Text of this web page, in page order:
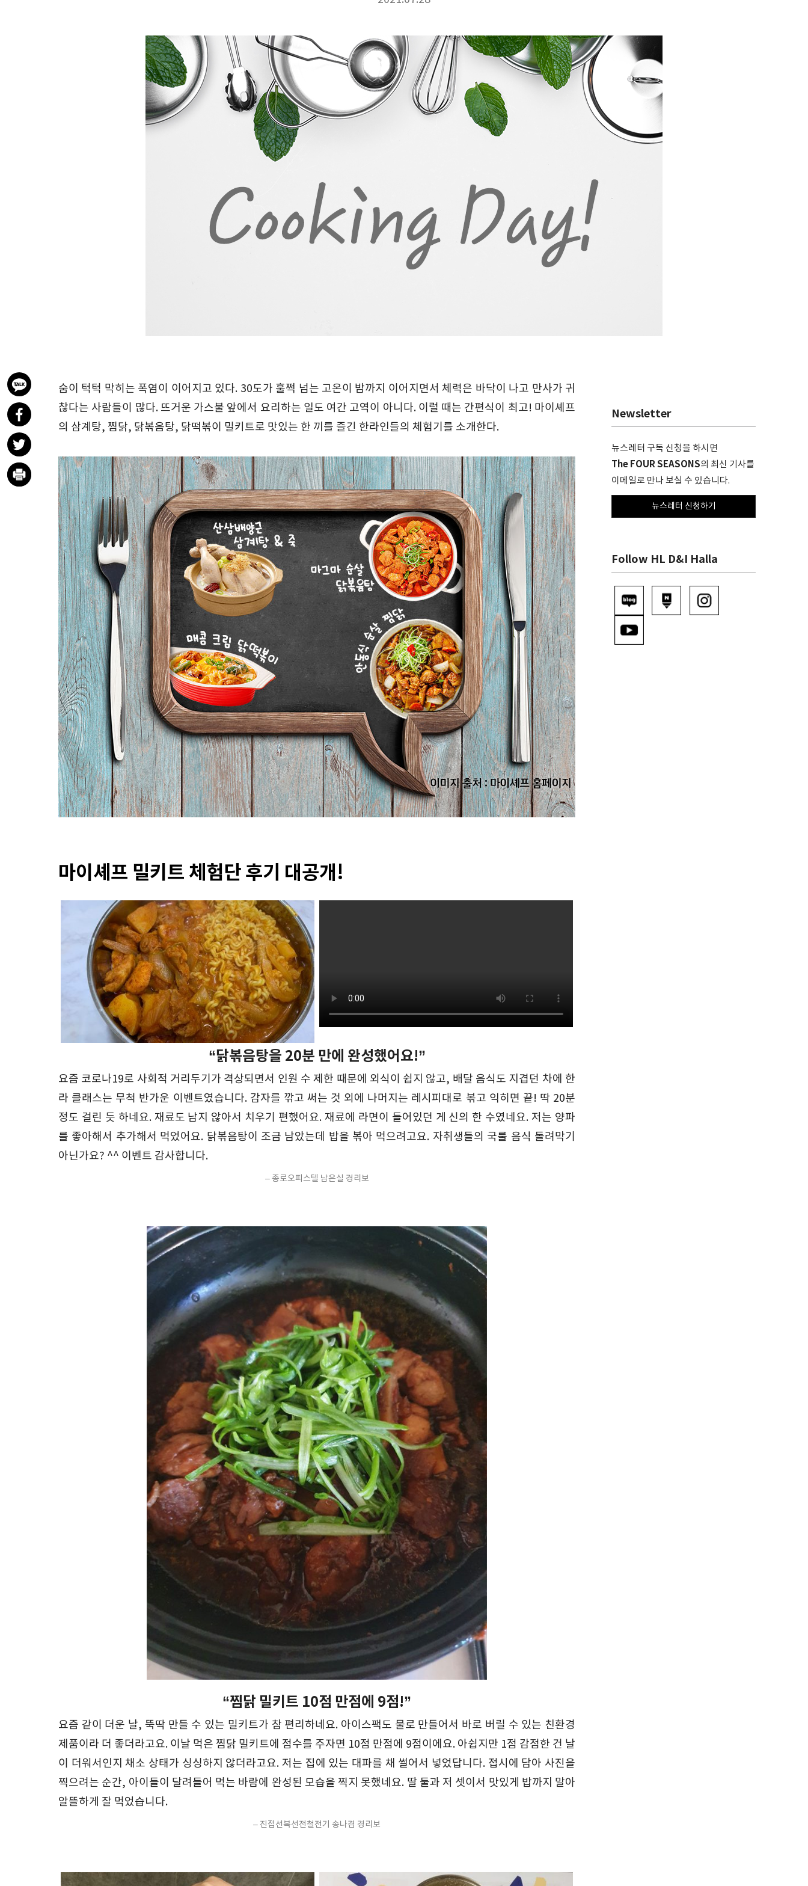
숨이 턱턱 막히는 폭염이 이어지고 있다. 30도가 훌쩍 넘는 고온이 밤까지 이어지면서 체력은 바닥이 나고 만사가 귀
찮다는 사람들이 많다. 뜨거운 가스불 앞에서 요리하는 일도 여간 고역이 아니다. 이럴 때는 간편식이 최고! 마이셰프
의 삼계탕, 찜닭, 닭볶음탕, 닭떡볶이 밀키트로 맛있는 한 끼를 즐긴 한라인들의 체험기를 소개한다.
마이셰프 밀키트 체험단 후기 대공개!
“닭볶음탕을 20분 만에 완성했어요!”
요즘 코로나19로 사회적 거리두기가 격상되면서 인원 수 제한 때문에 외식이 쉽지 않고, 배달 음식도 지겹던 차에 한
라 클래스는 무척 반가운 이벤트였습니다. 감자를 깎고 써는 것 외에 나머지는 레시피대로 볶고 익히면 끝! 딱 20분
정도 걸린 듯 하네요. 재료도 남지 않아서 치우기 편했어요. 재료에 라면이 들어있던 게 신의 한 수였네요. 저는 양파
를 좋아해서 추가해서 먹었어요. 닭볶음탕이 조금 남았는데 밥을 볶아 먹으려고요. 자취생들의 국룰 음식 돌려막기
아닌가요? ^^ 이벤트 감사합니다.
– 종로오피스텔 남은실 경리보
“찜닭 밀키트 10점 만점에 9점!”
요즘 같이 더운 날, 뚝딱 만들 수 있는 밀키트가 참 편리하네요. 아이스팩도 물로 만들어서 바로 버릴 수 있는 친환경
제품이라 더 좋더라고요. 이날 먹은 찜닭 밀키트에 점수를 주자면 10점 만점에 9점이에요. 아쉽지만 1점 감점한 건 날
이 더워서인지 채소 상태가 싱싱하지 않더라고요. 저는 집에 있는 대파를 채 썰어서 넣었답니다. 접시에 담아 사진을
찍으려는 순간, 아이들이 달려들어 먹는 바람에 완성된 모습을 찍지 못했네요. 딸 둘과 저 셋이서 맛있게 밥까지 말아
알뜰하게 잘 먹었습니다.
– 진접선복선전철전기 송나겸 경리보
Newsletter
뉴스레터 구독 신청을 하시면
The FOUR SEASONS의 최신 기사를
이메일로 만나 보실 수 있습니다.
뉴스레터 신청하기
Follow HL D&I Halla